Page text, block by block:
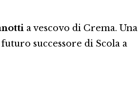
a vescovo di Crema. Una
successore di Scola a